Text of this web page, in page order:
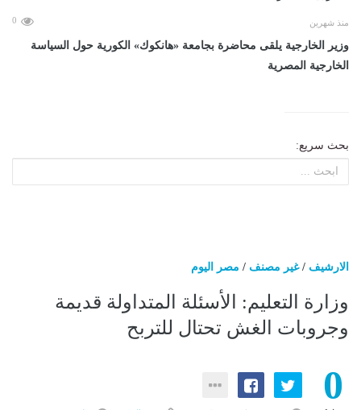
منذ شهرين 0
وزير الخارجية يلقى محاضرة بجامعة «هانكوك» الكورية حول السياسة
الخارجية المصرية
بحث سريع:
الارشيف /غير مصنف / مصر اليوم
وزارة التعليم: الأسئلة المتداولة قديمة
وجروبات الغش تحتال للتربح
0